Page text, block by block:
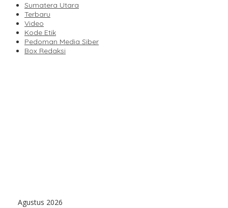
Sumatera Utara
Terbaru
Video
Kode Etik
Pedoman Media Siber
Box Redaksi
Agustus 2026